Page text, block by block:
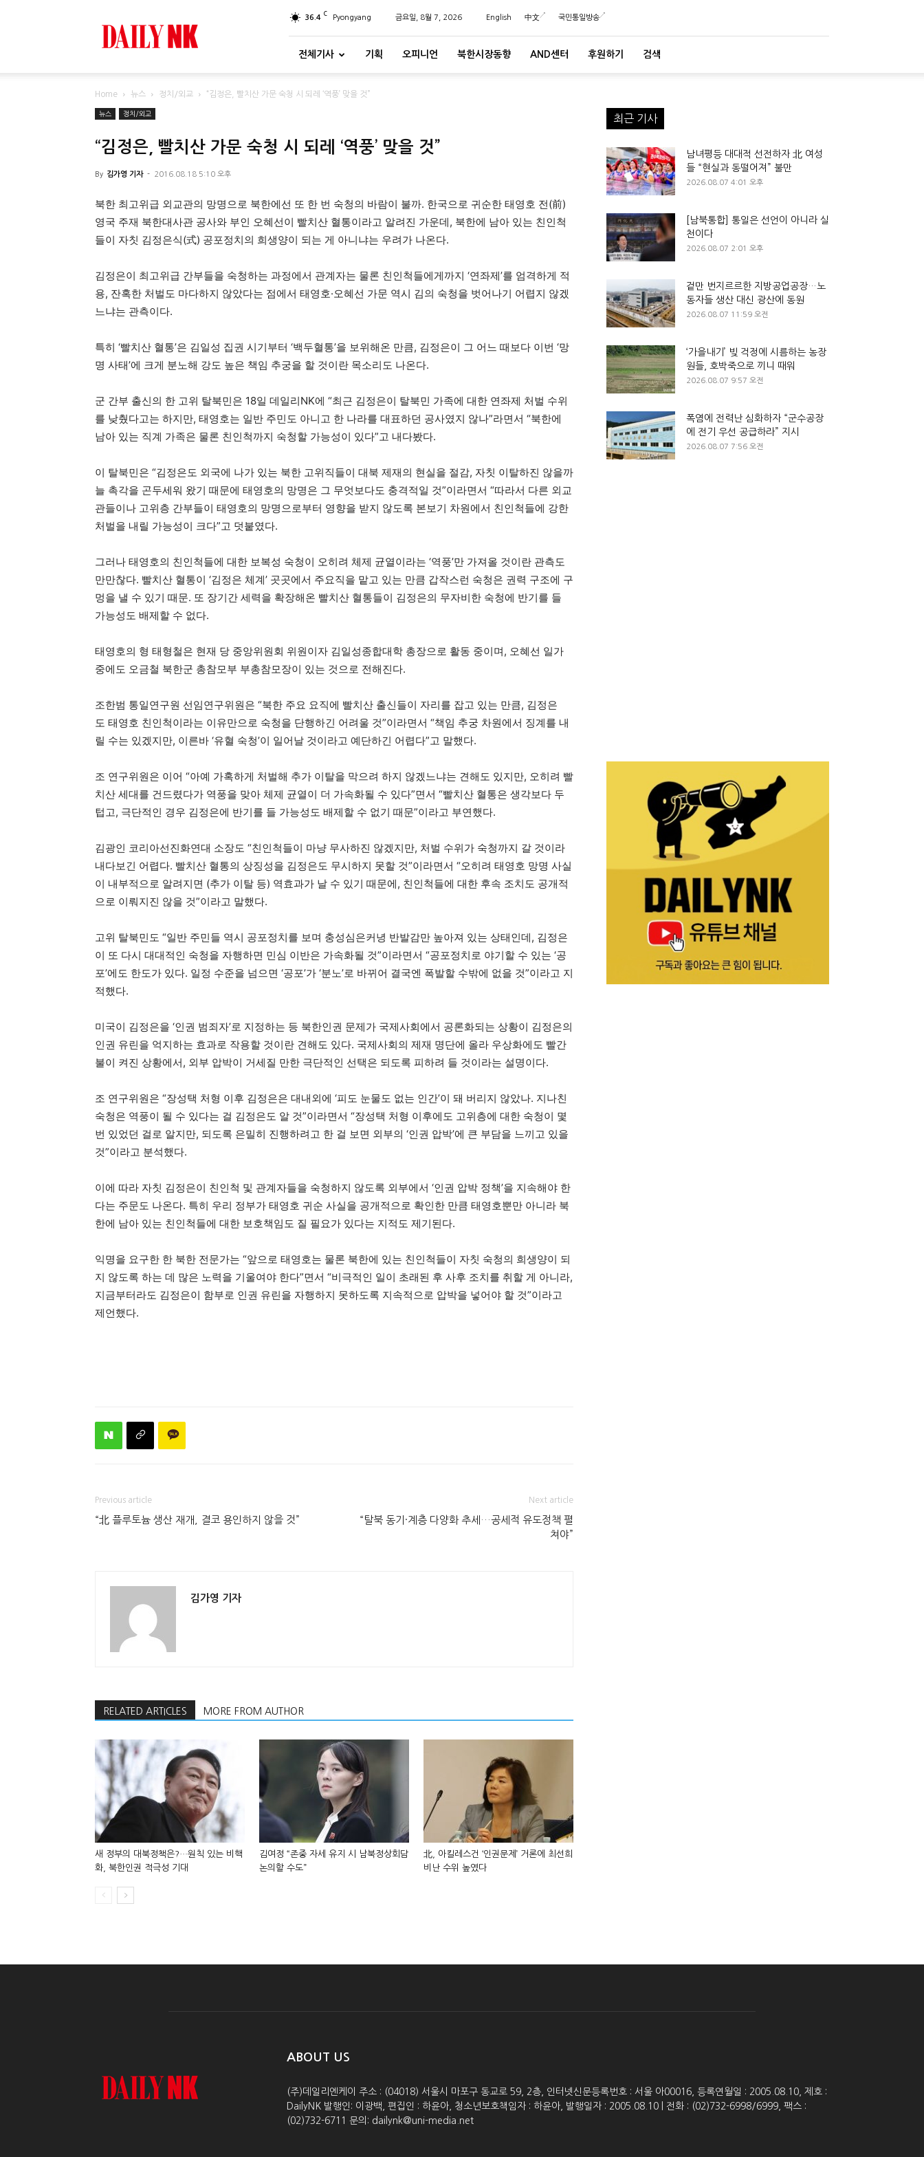
36.4 C Pyongyang 금요일, 8월 7, 2026 English 中文 국민통일방송
전체기사 기획 오피니언 북한시장동향 AND센터 후원하기 검색
Home 뉴스 정치/외교 “김정은, 빨치산 가문 숙청 시 되레 ‘역풍’ 맞을 것”
뉴스 정치/외교
“김정은, 빨치산 가문 숙청 시 되레 ‘역풍’ 맞을 것”
By 김가영 기자 - 2016.08.18 5:10 오후
북한 최고위급 외교관의 망명으로 북한에선 또 한 번 숙청의 바람이 불까. 한국으로 귀순한 태영호 전(前)
영국 주재 북한대사관 공사와 부인 오혜선이 빨치산 혈통이라고 알려진 가운데, 북한에 남아 있는 친인척
들이 자칫 김정은식(式) 공포정치의 희생양이 되는 게 아니냐는 우려가 나온다.
김정은이 최고위급 간부들을 숙청하는 과정에서 관계자는 물론 친인척들에게까지 ‘연좌제’를 엄격하게 적
용, 잔혹한 처벌도 마다하지 않았다는 점에서 태영호·오혜선 가문 역시 김의 숙청을 벗어나기 어렵지 않겠
느냐는 관측이다.
특히 ‘빨치산 혈통’은 김일성 집권 시기부터 ‘백두혈통’을 보위해온 만큼, 김정은이 그 어느 때보다 이번 ‘망
명 사태’에 크게 분노해 강도 높은 책임 추궁을 할 것이란 목소리도 나온다.
군 간부 출신의 한 고위 탈북민은 18일 데일리NK에 “최근 김정은이 탈북민 가족에 대한 연좌제 처벌 수위
를 낮췄다고는 하지만, 태영호는 일반 주민도 아니고 한 나라를 대표하던 공사였지 않나”라면서 “북한에
남아 있는 직계 가족은 물론 친인척까지 숙청할 가능성이 있다”고 내다봤다.
이 탈북민은 “김정은도 외국에 나가 있는 북한 고위직들이 대북 제재의 현실을 절감, 자칫 이탈하진 않을까
늘 촉각을 곤두세워 왔기 때문에 태영호의 망명은 그 무엇보다도 충격적일 것”이라면서 “따라서 다른 외교
관들이나 고위층 간부들이 태영호의 망명으로부터 영향을 받지 않도록 본보기 차원에서 친인척들에 강한
처벌을 내릴 가능성이 크다”고 덧붙였다.
그러나 태영호의 친인척들에 대한 보복성 숙청이 오히려 체제 균열이라는 ‘역풍’만 가져올 것이란 관측도
만만찮다. 빨치산 혈통이 ‘김정은 체계’ 곳곳에서 주요직을 맡고 있는 만큼 갑작스런 숙청은 권력 구조에 구
멍을 낼 수 있기 때문. 또 장기간 세력을 확장해온 빨치산 혈통들이 김정은의 무자비한 숙청에 반기를 들
가능성도 배제할 수 없다.
태영호의 형 태형철은 현재 당 중앙위원회 위원이자 김일성종합대학 총장으로 활동 중이며, 오혜선 일가
중에도 오금철 북한군 총참모부 부총참모장이 있는 것으로 전해진다.
조한범 통일연구원 선임연구위원은 “북한 주요 요직에 빨치산 출신들이 자리를 잡고 있는 만큼, 김정은
도 태영호 친인척이라는 이유만으로 숙청을 단행하긴 어려울 것”이라면서 “책임 추궁 차원에서 징계를 내
릴 수는 있겠지만, 이른바 ‘유혈 숙청’이 일어날 것이라고 예단하긴 어렵다”고 말했다.
조 연구위원은 이어 “아예 가혹하게 처벌해 추가 이탈을 막으려 하지 않겠느냐는 견해도 있지만, 오히려 빨
치산 세대를 건드렸다가 역풍을 맞아 체제 균열이 더 가속화될 수 있다”면서 “빨치산 혈통은 생각보다 두
텁고, 극단적인 경우 김정은에 반기를 들 가능성도 배제할 수 없기 때문”이라고 부연했다.
김광인 코리아선진화연대 소장도 “친인척들이 마냥 무사하진 않겠지만, 처벌 수위가 숙청까지 갈 것이라
내다보긴 어렵다. 빨치산 혈통의 상징성을 김정은도 무시하지 못할 것”이라면서 “오히려 태영호 망명 사실
이 내부적으로 알려지면 (추가 이탈 등) 역효과가 날 수 있기 때문에, 친인척들에 대한 후속 조치도 공개적
으로 이뤄지진 않을 것”이라고 말했다.
고위 탈북민도 “일반 주민들 역시 공포정치를 보며 충성심은커녕 반발감만 높아져 있는 상태인데, 김정은
이 또 다시 대대적인 숙청을 자행하면 민심 이반은 가속화될 것”이라면서 “공포정치로 야기할 수 있는 ‘공
포’에도 한도가 있다. 일정 수준을 넘으면 ‘공포’가 ‘분노’로 바뀌어 결국엔 폭발할 수밖에 없을 것”이라고 지
적했다.
미국이 김정은을 ‘인권 범죄자’로 지정하는 등 북한인권 문제가 국제사회에서 공론화되는 상황이 김정은의
인권 유린을 억지하는 효과로 작용할 것이란 견해도 있다. 국제사회의 제재 명단에 올라 우상화에도 빨간
불이 켜진 상황에서, 외부 압박이 거세질 만한 극단적인 선택은 되도록 피하려 들 것이라는 설명이다.
조 연구위원은 “장성택 처형 이후 김정은은 대내외에 ‘피도 눈물도 없는 인간’이 돼 버리지 않았나. 지나친
숙청은 역풍이 될 수 있다는 걸 김정은도 알 것”이라면서 “장성택 처형 이후에도 고위층에 대한 숙청이 몇
번 있었던 걸로 알지만, 되도록 은밀히 진행하려고 한 걸 보면 외부의 ‘인권 압박’에 큰 부담을 느끼고 있을
것”이라고 분석했다.
이에 따라 자칫 김정은이 친인척 및 관계자들을 숙청하지 않도록 외부에서 ‘인권 압박 정책’을 지속해야 한
다는 주문도 나온다. 특히 우리 정부가 태영호 귀순 사실을 공개적으로 확인한 만큼 태영호뿐만 아니라 북
한에 남아 있는 친인척들에 대한 보호책임도 질 필요가 있다는 지적도 제기된다.
익명을 요구한 한 북한 전문가는 “앞으로 태영호는 물론 북한에 있는 친인척들이 자칫 숙청의 희생양이 되
지 않도록 하는 데 많은 노력을 기울여야 한다”면서 “비극적인 일이 초래된 후 사후 조치를 취할 게 아니라,
지금부터라도 김정은이 함부로 인권 유린을 자행하지 못하도록 지속적으로 압박을 넣어야 할 것”이라고
제언했다.
Previous article
“北 플루토늄 생산 재개, 결코 용인하지 않을 것”
Next article
“탈북 동기·계층 다양화 추세…공세적 유도정책 펼
쳐야”
김가영 기자
RELATED ARTICLES MORE FROM AUTHOR
새 정부의 대북정책은?…원칙 있는 비핵
화, 북한인권 적극성 기대
김여정 “존중 자세 유지 시 남북정상회담
논의할 수도”
北, 아킬레스건 ‘인권문제’ 거론에 최선희
비난 수위 높였다
최근 기사
남녀평등 대대적 선전하자 北 여성
들 “현실과 동떨어져” 불만
2026.08.07 4:01 오후
[남북통합] 통일은 선언이 아니라 실
천이다
2026.08.07 2:01 오후
겉만 번지르르한 지방공업공장…노
동자들 생산 대신 광산에 동원
2026.08.07 11:59 오전
‘가을내기’ 빚 걱정에 시름하는 농장
원들, 호박죽으로 끼니 때워
2026.08.07 9:57 오전
폭염에 전력난 심화하자 “군수공장
에 전기 우선 공급하라” 지시
2026.08.07 7:56 오전
ABOUT US
(주)데일리엔케이 주소 : (04018) 서울시 마포구 동교로 59, 2층, 인터넷신문등록번호 : 서울 아00016, 등록연월일 : 2005.08.10, 제호 :
DailyNK 발행인: 이광백, 편집인 : 하윤아, 청소년보호책임자 : 하윤아, 발행일자 : 2005.08.10 | 전화 : (02)732-6998/6999, 팩스 :
(02)732-6711 문의: dailynk@uni-media.net